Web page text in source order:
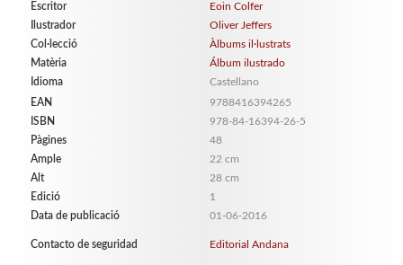
Escritor
Eoin Colfer
Ilustrador
Oliver Jeffers
Col·lecció
Àlbums il·lustrats
Matèria
Álbum ilustrado
Idioma
Castellano
EAN
9788416394265
ISBN
978-84-16394-26-5
Pàgines
48
Ample
22 cm
Alt
28 cm
Edició
1
Data de publicació
01-06-2016
Contacto de seguridad Editorial Andana